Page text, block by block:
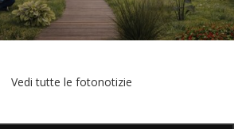
Vedi tutte le fotonotizie